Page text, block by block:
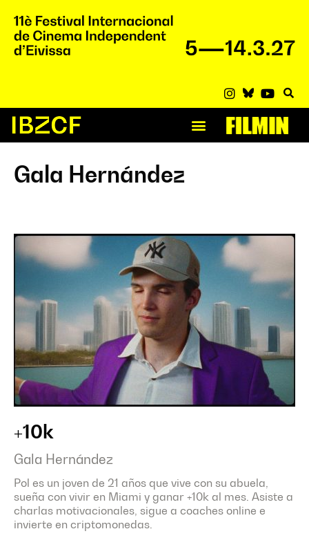
Gala Hernández
+10k
Gala Hernández
Pol es un joven de 21 años que vive con su abuela,
sueña con vivir en Miami y ganar +10k al mes. Asiste a
charlas motivacionales, sigue a coaches online e
invierte en criptomonedas.